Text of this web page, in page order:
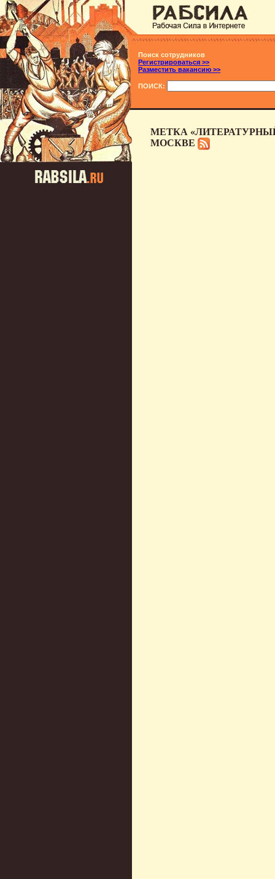
Поиск сотрудников
Регистрироваться >>
Разместить вакансию >>
ПОИСК:
МЕТКА
МОСКВЕ